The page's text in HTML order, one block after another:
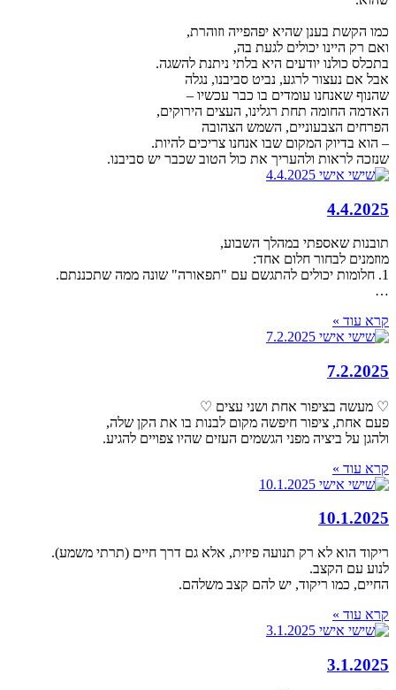
כמו הקשת בענן שהיא יפהפייה וזוהרת,
ואם רק היינו יכולים לגעת בה,
בתכלס כולנו יודעים היא בלתי ניתנת להשגה.
אבל אם נעצור לרגע, נביט סביבנו, נגלה
שהנוף שאנחנו עומדים בו כבר עכשיו –
האדמה החומה תחת רגלינו, העצים הירוקים,
הפרחים הצבעוניים, השמש הצהובה
– הוא בדיוק המקום שבו אנחנו צריכים להיות.
שנזכה לראות ולהעריך את כול הטוב שכבר יש סביבנו.
4.4.2025
תובנות שאספתי במהלך השבוע,
מוזמנים לבחור חלום אחד:
1. חלומות יכולים להתגשם עם "תפאורה" שונה ממה שתכננתם.
…
קרא עוד »
7.2.2025
♡ מעשה בציפור אחת ושני עצים ♡
פעם אחת, ציפור חיפשה מקום לבנות בו את הקן שלה,
ולהגן על ביציה מפני הגשמים העזים שהיו צפויים להגיע.
קרא עוד »
10.1.2025
ריקוד הוא לא רק תנועה פיזית, אלא גם דרך חיים (תרתי משמע).
לנוע עם הקצב.
החיים, כמו ריקוד, יש להם קצב משלהם.
קרא עוד »
3.1.2025